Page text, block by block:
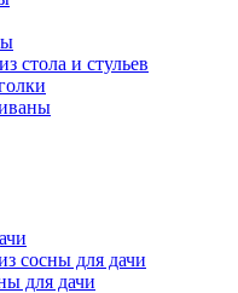
стола и стульев
сосны для дачи
для дачи